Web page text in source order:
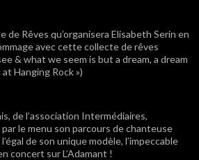
de Rêves qu’organisera Elisabeth Serin en
avec cette collecte de rêves
& what we seem is but a dream, a dream
Hanging Rock »)
de l’association Intermédiaires,
le menu son parcours de chanteuse
de son unique modèle, l’impeccable
concert sur L’Adamant !